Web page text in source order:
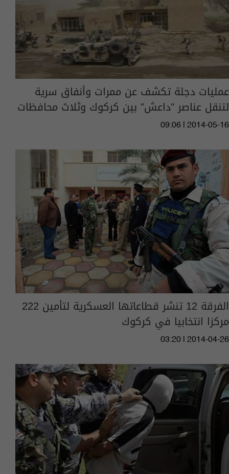
عمليات دجلة تكشف عن ممرات وأنفاق سرية
لتنقل عناصر "داعش" بين كركوك وثلاث محافظات
09:06 | 2014-05-16
الفرقة 12 تنشر قطاعاتها العسكرية لتأمين 222
مركزا انتخابيا في كركوك
03:20 | 2014-04-26